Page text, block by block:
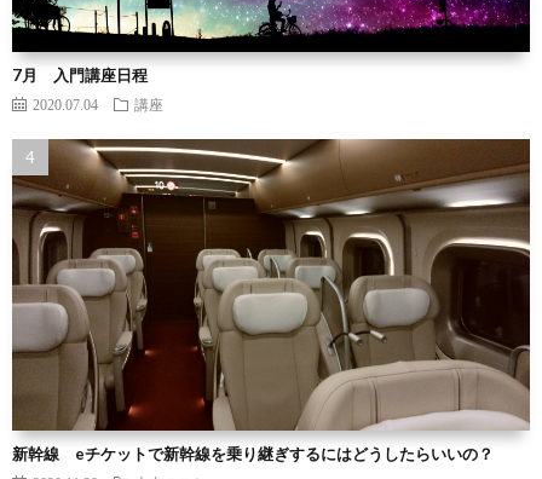
7月 入門講座日程
2020.07.04 講座
新幹線 eチケットで新幹線を乗り継ぎするにはどうしたらいいの？